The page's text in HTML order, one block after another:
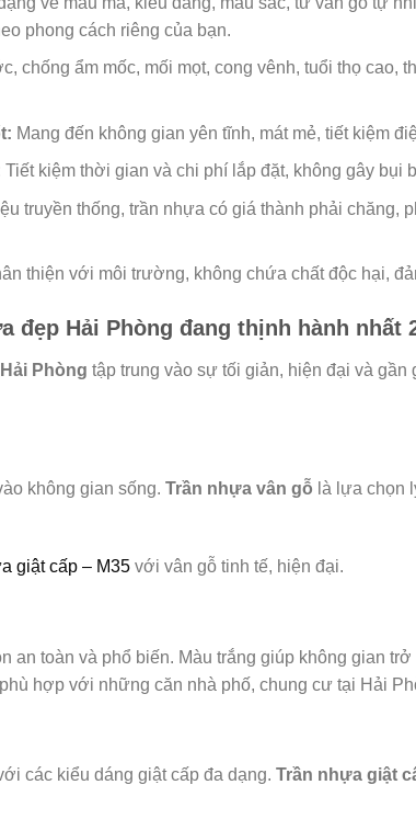
phong cách riêng của bạn.
chống ẩm mốc, mối mọt, cong vênh, tuổi thọ cao,
Mang đến không gian yên tĩnh, mát mẻ, tiết kiệm
Tiết kiệm thời gian và chi phí lắp đặt, không gây bụi
truyền thống, trần nhựa có giá thành phải
thiện với môi trường, không chứa chất độc hại,
đẹp Hải Phòng đang thịnh hành nhất
Phòng tập trung vào sự tối giản, hiện đại và
không gian sống. Trần nhựa vân gỗ là lựa chọn
giật cấp – M35 với vân gỗ tinh tế, hiện đại.
an toàn và phổ biến. Màu trắng giúp không gian
hợp với những căn nhà phố, chung cư tại Hải
các kiểu dáng giật cấp đa dạng. Trần nhựa giật